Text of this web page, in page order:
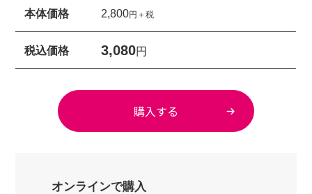
オンラインで購入
本体価格 2,800円＋税
税込価格 3,080円
購入する